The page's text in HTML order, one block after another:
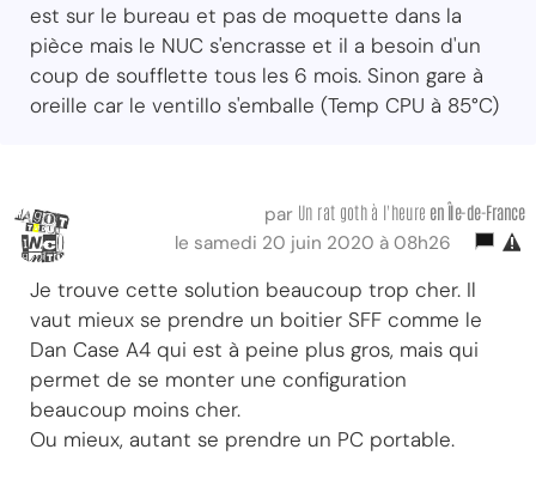
est sur le bureau et pas de moquette dans la
pièce mais le NUC s'encrasse et il a besoin d'un
coup de soufflette tous les 6 mois. Sinon gare à
oreille car le ventillo s'emballe (Temp CPU à 85°C)
par Un rat goth à l'heure en Île-de-France
le samedi 20 juin 2020 à 08h26
Je trouve cette solution beaucoup trop cher. Il
vaut mieux se prendre un boitier SFF comme le
Dan Case A4 qui est à peine plus gros, mais qui
permet de se monter une configuration
beaucoup moins cher.
Ou mieux, autant se prendre un PC portable.